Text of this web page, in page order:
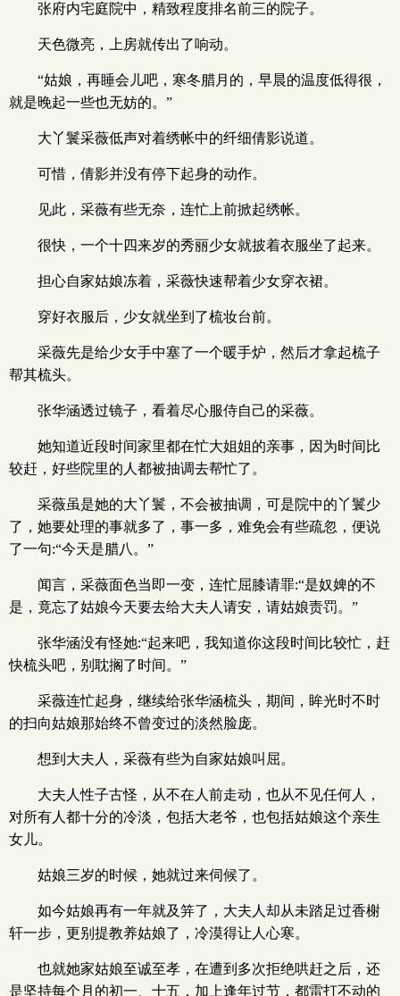
张府内宅庭院中，精致程度排名前三的院子。
天色微亮，上房就传出了响动。
“姑娘，再睡会儿吧，寒冬腊月的，早晨的温度低得很，
就是晚起一些也无妨的。”
大丫鬟采薇低声对着绣帐中的纤细倩影说道。
可惜，倩影并没有停下起身的动作。
见此，采薇有些无奈，连忙上前掀起绣帐。
很快，一个十四来岁的秀丽少女就披着衣服坐了起来。
担心自家姑娘冻着，采薇快速帮着少女穿衣裙。
穿好衣服后，少女就坐到了梳妆台前。
采薇先是给少女手中塞了一个暖手炉，然后才拿起梳子
帮其梳头。
张华涵透过镜子，看着尽心服侍自己的采薇。
她知道近段时间家里都在忙大姐姐的亲事，因为时间比
较赶，好些院里的人都被抽调去帮忙了。
采薇虽是她的大丫鬟，不会被抽调，可是院中的丫鬟少
了，她要处理的事就多了，事一多，难免会有些疏忽，便说
了一句:“今天是腊八。”
闻言，采薇面色当即一变，连忙屈膝请罪:“是奴婢的不
是，竟忘了姑娘今天要去给大夫人请安，请姑娘责罚。”
张华涵没有怪她:“起来吧，我知道你这段时间比较忙，赶
快梳头吧，别耽搁了时间。”
采薇连忙起身，继续给张华涵梳头，期间，眸光时不时
的扫向姑娘那始终不曾变过的淡然脸庞。
想到大夫人，采薇有些为自家姑娘叫屈。
大夫人性子古怪，从不在人前走动，也从不见任何人，
对所有人都十分的冷淡，包括大老爷，也包括姑娘这个亲生
女儿。
姑娘三岁的时候，她就过来伺候了。
如今姑娘再有一年就及笄了，大夫人却从未踏足过香榭
轩一步，更别提教养姑娘了，冷漠得让人心寒。
也就她家姑娘至诚至孝，在遭到多次拒绝哄赶之后，还
是坚持每个月的初一、十五，加上逢年过节，都雷打不动的